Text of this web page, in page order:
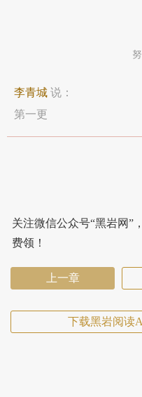
李青城 说：
第一更
关注微信公众号“黑岩网”
费领！
上一章
下载黑岩阅读